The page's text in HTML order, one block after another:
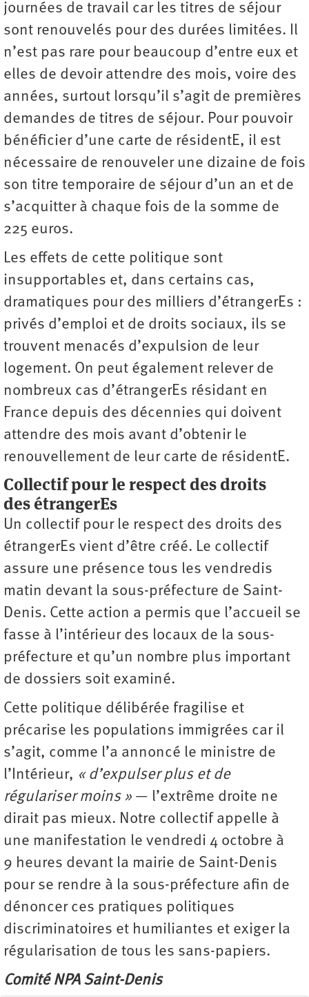
journées de travail car les titres de séjour
sont renouvelés pour des durées limitées. Il
n’est pas rare pour beaucoup d’entre eux et
elles de devoir attendre des mois, voire des
années, surtout lorsqu’il s’agit de premières
demandes de titres de séjour. Pour pouvoir
bénéficier d’une carte de résidentE, il est
nécessaire de renouveler une dizaine de fois
son titre temporaire de séjour d’un an et de
s’acquitter à chaque fois de la somme de
225 euros.
Les effets de cette politique sont
insupportables et, dans certains cas,
dramatiques pour des milliers d’étrangerEs :
privés d’emploi et de droits sociaux, ils se
trouvent menacés d’expulsion de leur
logement. On peut également relever de
nombreux cas d’étrangerEs résidant en
France depuis des décennies qui doivent
attendre des mois avant d’obtenir le
renouvellement de leur carte de résidentE.
Collectif pour le respect des droits
des étrangerEs
Un collectif pour le respect des droits des
étrangerEs vient d’être créé. Le collectif
assure une présence tous les vendredis
matin devant la sous-préfecture de Saint-
Denis. Cette action a permis que l’accueil se
fasse à l’intérieur des locaux de la sous-
préfecture et qu’un nombre plus important
de dossiers soit examiné.
Cette politique délibérée fragilise et
précarise les populations immigrées car il
s’agit, comme l’a annoncé le ministre de
l’Intérieur, « d’expulser plus et de
régulariser moins » — l’extrême droite ne
dirait pas mieux. Notre collectif appelle à
une manifestation le vendredi 4 octobre à
9 heures devant la mairie de Saint-Denis
pour se rendre à la sous-préfecture afin de
dénoncer ces pratiques politiques
discriminatoires et humiliantes et exiger la
régularisation de tous les sans-papiers.
Comité NPA Saint-Denis